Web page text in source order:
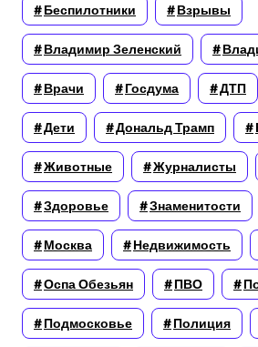
Беспилотники Взрывы
Владимир Зеленский
Врачи Госдума ДТП
Дети Дональд Трамп
Животные Журналисты
Здоровье Знаменитости
Москва Недвижимость
Оспа Обезьян ПВО
Подмосковье Полиция